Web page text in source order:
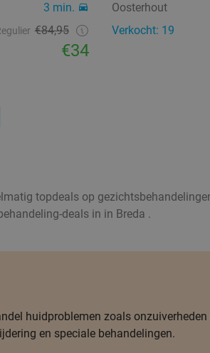
3 min.
€84,95
€34
Oosterhout
Verkocht: 19
topdeals op
deals in in Breda .
huidproblemen zoals
en speciale behandelingen.